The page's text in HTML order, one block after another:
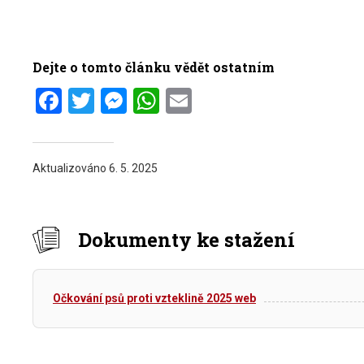
Dejte o tomto článku vědět ostatním
Facebook
Twitter
Messenger
WhatsApp
Aktualizováno 6. 5. 2025
Dokumenty ke stažení
Očkování psů proti vzteklině 2025 web